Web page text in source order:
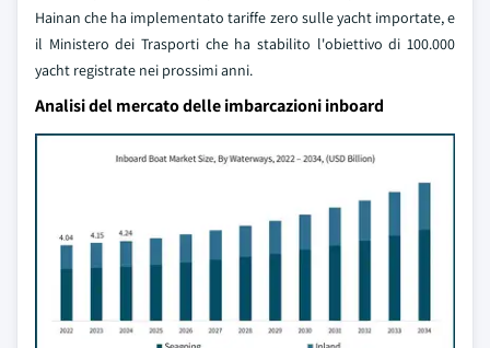
Hainan che ha implementato tariffe zero sulle yacht importate, e
il Ministero dei Trasporti che ha stabilito l'obiettivo di 100.000
yacht registrate nei prossimi anni.
Analisi del mercato delle imbarcazioni inboard